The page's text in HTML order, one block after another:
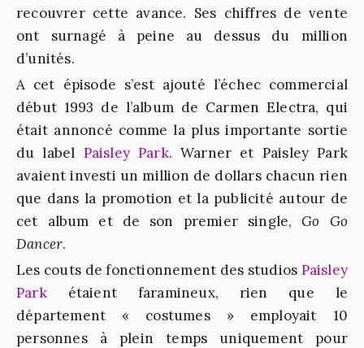
recouvrer cette avance. Ses chiffres de vente
ont surnagé à peine au dessus du million
d’unités.
A cet épisode s’est ajouté l’échec commercial
début 1993 de l’album de Carmen Electra, qui
était annoncé comme la plus importante sortie
du label Paisley Park. Warner et Paisley Park
avaient investi un million de dollars chacun rien
que dans la promotion et la publicité autour de
cet album et de son premier single,Go Go
Dancer.
Les couts de fonctionnement des studios Paisley
Parkétaient faramineux, rien que le
département « costumes » employait 10
personnes à plein temps uniquement pour